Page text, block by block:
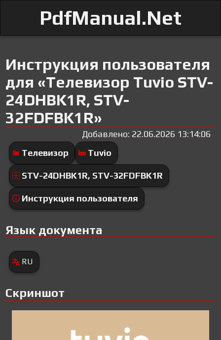
PdfManual.Net
Инструкция пользователя
для «Телевизор Tuvio STV-
24DHBK1R, STV-
32FDFBK1R»
Добавлено: 22.06.2026 13:14:06
Телевизор
Tuvio
STV-24DHBK1R, STV-32FDFBK1R
Инструкция пользователя
Язык документа
RU
Скриншот